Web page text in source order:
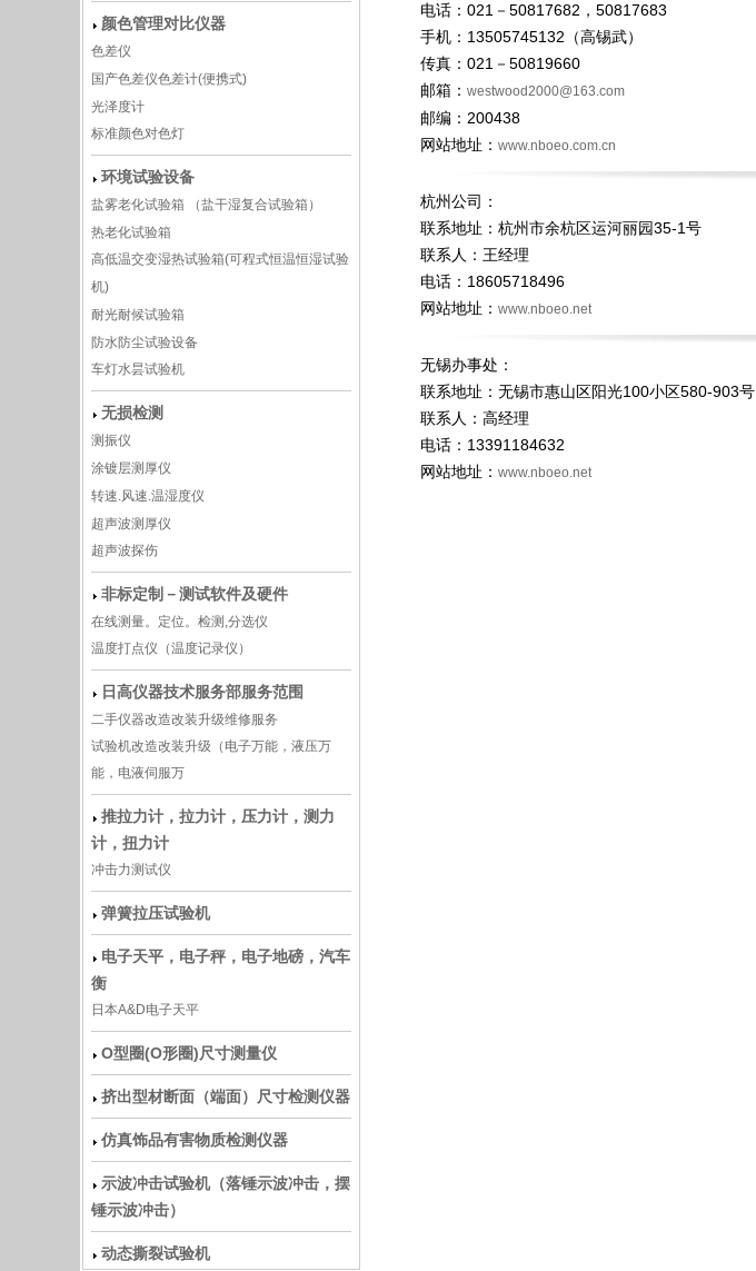
颜色管理对比仪器
色差仪
国产色差仪色差计(便携式)
光泽度计
标准颜色对色灯
环境试验设备
盐雾老化试验箱 （盐干湿复合试验箱）
热老化试验箱
高低温交变湿热试验箱(可程式恒温恒湿试验
机)
耐光耐候试验箱
防水防尘试验设备
车灯水昙试验机
无损检测
测振仪
涂镀层测厚仪
转速.风速.温湿度仪
超声波测厚仪
超声波探伤
非标定制－测试软件及硬件
在线测量。定位。检测,分选仪
温度打点仪（温度记录仪）
日高仪器技术服务部服务范围
二手仪器改造改装升级维修服务
试验机改造改装升级（电子万能，液压万
能，电液伺服万
推拉力计，拉力计，压力计，测力
计，扭力计
冲击力测试仪
弹簧拉压试验机
电子天平，电子秤，电子地磅，汽车
衡
日本A&D电子天平
O型圈(O形圈)尺寸测量仪
挤出型材断面（端面）尺寸检测仪器
仿真饰品有害物质检测仪器
示波冲击试验机（落锤示波冲击，摆
锤示波冲击）
动态撕裂试验机
电话：021－50817682，50817683
手机：13505745132（高锡武）
传真：021－50819660
邮箱： westwood2000@163.com
邮编：200438
网站地址： www.nboeo.com.cn
杭州公司：
联系地址：杭州市余杭区运河丽园35-1号
联系人：王经理
电话：18605718496
网站地址： www.nboeo.net
无锡办事处：
联系地址：无锡市惠山区阳光100小区580-903号
联系人：高经理
电话：13391184632
网站地址： www.nboeo.net